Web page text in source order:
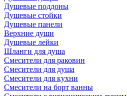
Душевые поддоны
Душевые стойки
Душевые панели
Верхние души
Душевые лейки
Шланги для душа
Смесители для раковин
Смесители для душа
Смесители для кухни
Смесители на борт ванны